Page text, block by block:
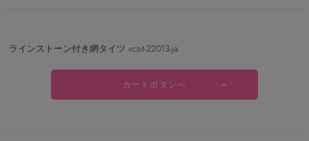
ラインストーン付き網タイツ vcsit-22013-ja
カートボタンへ